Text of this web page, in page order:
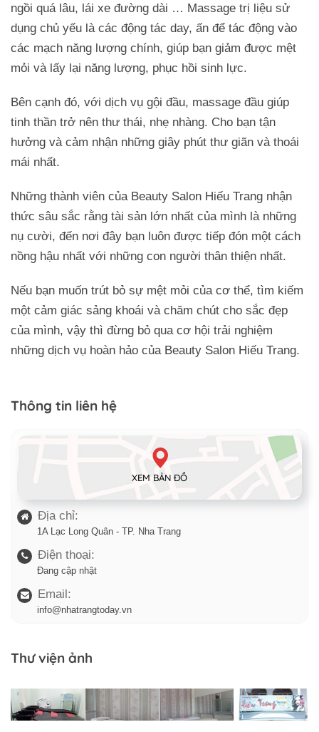
ngồi quá lâu, lái xe đường dài … Massage trị liệu sử
dụng chủ yếu là các động tác day, ấn để tác động vào
các mạch năng lượng chính, giúp bạn giảm được mệt
mỏi và lấy lại năng lượng, phục hồi sinh lực.
Bên cạnh đó, với dịch vụ gội đầu, massage đầu giúp
tinh thần trở nên thư thái, nhẹ nhàng. Cho bạn tận
hưởng và cảm nhận những giây phút thư giãn và thoái
mái nhất.
Những thành viên của Beauty Salon Hiếu Trang nhận
thức sâu sắc rằng tài sản lớn nhất của mình là những
nụ cười, đến nơi đây bạn luôn được tiếp đón một cách
nồng hậu nhất với những con người thân thiện nhất.
Nếu bạn muốn trút bỏ sự mệt mỏi của cơ thể, tìm kiếm
một cảm giác sảng khoái và chăm chút cho sắc đẹp
của mình, vậy thì đừng bỏ qua cơ hội trải nghiệm
những dịch vụ hoàn hảo của Beauty Salon Hiếu Trang.
Thông tin liên hệ
XEM BẢN ĐỒ
Địa chỉ:
1A Lạc Long Quân - TP. Nha Trang
Điện thoại:
Đang cập nhật
Email:
info@nhatrangtoday.vn
Thư viện ảnh